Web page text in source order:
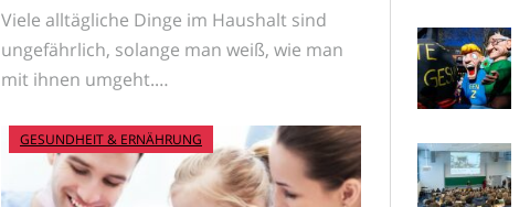
Viele alltägliche Dinge im Haushalt sind
ungefährlich, solange man weiß, wie man
mit ihnen umgeht.…
GESUNDHEIT & ERNÄHRUNG